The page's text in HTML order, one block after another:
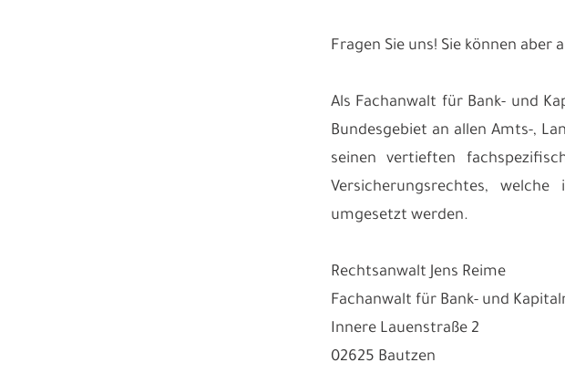
Fragen Sie uns! Sie können
Als Fachanwalt für Bank- und
Bundesgebiet an allen Amts-,
seinen vertieften
Versicherungsrechtes,
umgesetzt werden.
Rechtsanwalt Jens Reime
Fachanwalt für Bank- und
Innere Lauenstraße 2
02625 Bautzen